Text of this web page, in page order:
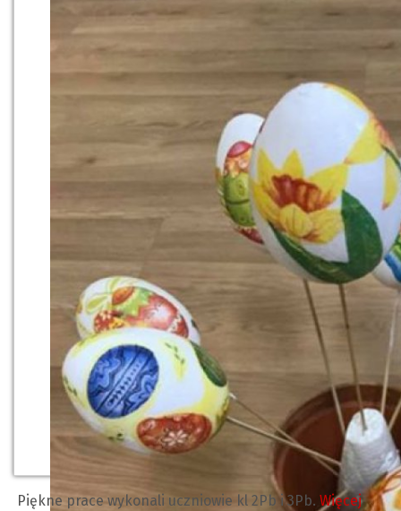
Piękne prace wykonali uczniowie kl 2Pb i 3Pb. Więcej